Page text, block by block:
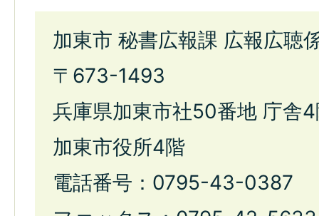
加東市 秘書広報課 広報広聴
〒673-1493
兵庫県加東市社50番地 庁舎
加東市役所4階
電話番号：0795-43-0387